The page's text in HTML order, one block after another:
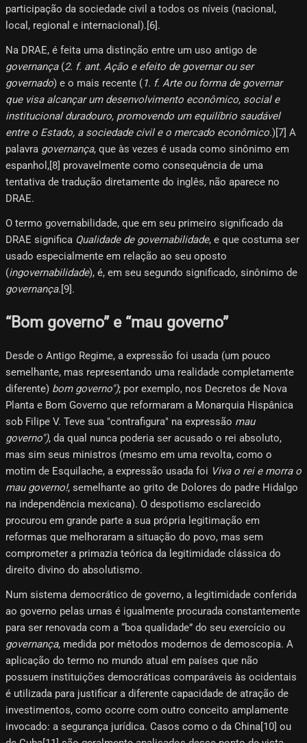
participação da sociedade civil a todos os níveis (nacional,
local, regional e internacional).[6]​.
Na DRAE, é feita uma distinção entre um uso antigo de
governança(2. f. ant. Ação e efeito de governar ou ser
governado) e o mais recente (1. f. Arte ou forma de governar
que visa alcançar um desenvolvimento econômico, social e
institucional duradouro, promovendo um equilíbrio saudável
entre o Estado, a sociedade civil e o mercado econômico.)[7]​ A
palavra governança, que às vezes é usada como sinônimo em
espanhol,[8]​ provavelmente como consequência de uma
tentativa de tradução diretamente do inglês, não aparece no
DRAE.
O termo governabilidade, que em seu primeiro significado da
DRAE significa Qualidade de governabilidade, e que costuma ser
usado especialmente em relação ao seu oposto
(ingovernabilidade), é, em seu segundo significado, sinônimo de
governança.[9]​.
“Bom governo” e “mau governo”
Desde o Antigo Regime, a expressão foi usada (um pouco
semelhante, mas representando uma realidade completamente
diferente) bom governo"); por exemplo, nos Decretos de Nova
Planta e Bom Governo que reformaram a Monarquia Hispânica
sob Filipe V. Teve sua "contrafigura" na expressão mau
governo"), da qual nunca poderia ser acusado o rei absoluto,
mas sim seus ministros (mesmo em uma revolta, como o
motim de Esquilache, a expressão usada foi Viva o rei e morra o
mau governo!, semelhante ao grito de Dolores do padre Hidalgo
na independência mexicana). O despotismo esclarecido
procurou em grande parte a sua própria legitimação em
reformas que melhoraram a situação do povo, mas sem
comprometer a primazia teórica da legitimidade clássica do
direito divino do absolutismo.
Num sistema democrático de governo, a legitimidade conferida
ao governo pelas urnas é igualmente procurada constantemente
para ser renovada com a “boa qualidade” do seu exercício ou
governança, medida por métodos modernos de demoscopia. A
aplicação do termo no mundo atual em países que não
possuem instituições democráticas comparáveis ​​às ocidentais
é utilizada para justificar a diferente capacidade de atração de
investimentos, como ocorre com outro conceito amplamente
invocado: a segurança jurídica. Casos como o da China[10]​ ou